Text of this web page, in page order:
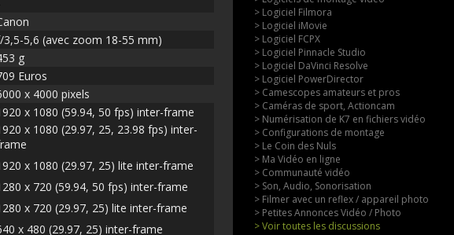
3,5-5,6 (avec zoom 18-55 mm)
g
Euros
x 4000 pixels
x 1080 (59.94, 50 fps) inter-frame
x 1080 (29.97, 25, 23.98 fps) inter-
x 1080 (29.97, 25) lite inter-frame
x 720 (59.94, 50 fps) inter-frame
x 720 (29.97, 25) lite inter-frame
x 480 (29.97, 25) inter-frame
> Logiciel Filmora
> Logiciel iMovie
> Logiciel FCPX
> Logiciel Pinnacle Studio
> Logiciel DaVinci Resolve
> Logiciel PowerDirector
> Camescopes amateurs et pros
> Caméras de sport, Actioncam
> Numérisation de K7 en fichiers vidéo
> Configurations de montage
> Le Coin des Nuls
> Ma Vidéo en ligne
> Communauté vidéo
> Son, Audio, Sonorisation
> Filmer avec un reflex / appareil photo
> Petites Annonces Vidéo / Photo
> Voir toutes les discussions